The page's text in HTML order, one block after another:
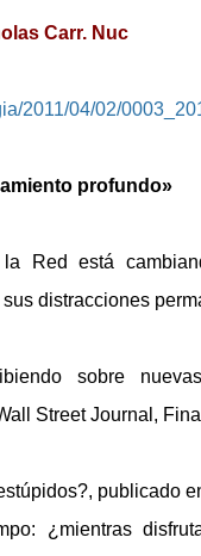
Carr. Nuc
2011/04/02/
profundo»
Red está
distracciones
sobre
Street Journal,
publicado
¿mientras